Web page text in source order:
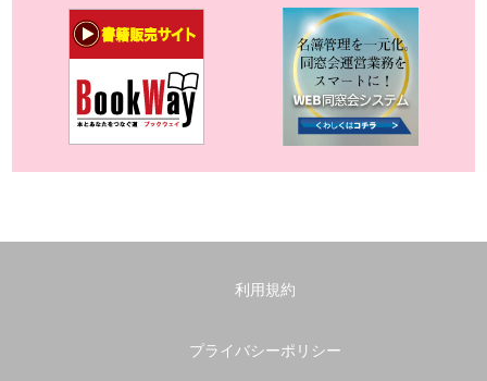
利用規約
プライバシーポリシー